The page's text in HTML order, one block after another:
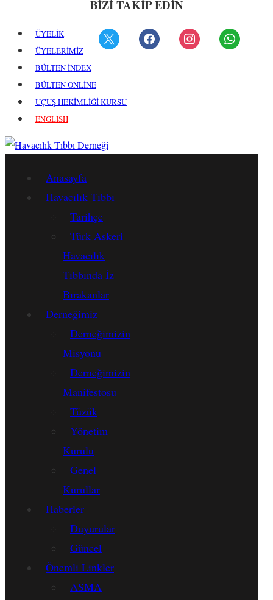
BİZİ TAKİP EDİN
ÜYELİK
ÜYELERİMİZ
BÜLTEN İNDEX
BÜLTEN ONLİNE
UÇUŞ HEKİMLİĞİ KURSU
ENGLISH
Anasayfa
Havacılık Tıbbı
Tarihçe
Türk Askeri
Havacılık
Tıbbında İz
Bırakanlar
Derneğimiz
Derneğimizin
Misyonu
Derneğimizin
Manifestosu
Tüzük
Yönetim
Kurulu
Genel
Kurullar
Haberler
Duyurular
Güncel
Önemli Linkler
ASMA